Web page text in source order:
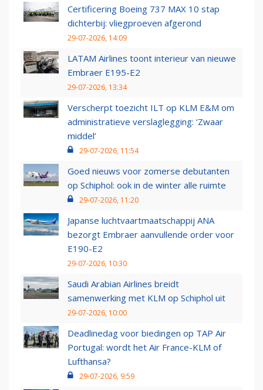
Certificering Boeing 737 MAX 10 stap
dichterbij: vliegproeven afgerond
29-07-2026, 14:09
LATAM Airlines toont interieur van nieuwe
Embraer E195-E2
29-07-2026, 13:34
Verscherpt toezicht ILT op KLM E&M om
administratieve verslaglegging: ‘Zwaar
middel’
29-07-2026, 11:54
Goed nieuws voor zomerse debutanten
op Schiphol: ook in de winter alle ruimte
29-07-2026, 11:20
Japanse luchtvaartmaatschappij ANA
bezorgt Embraer aanvullende order voor
E190-E2
29-07-2026, 10:30
Saudi Arabian Airlines breidt
samenwerking met KLM op Schiphol uit
29-07-2026, 10:00
Deadlinedag voor biedingen op TAP Air
Portugal: wordt het Air France-KLM of
Lufthansa?
29-07-2026, 9:59